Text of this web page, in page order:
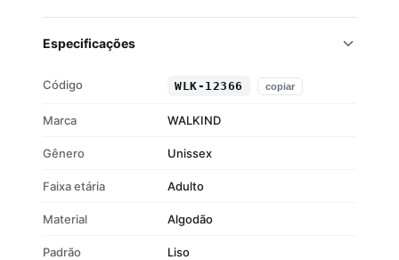
indispensável no seu guarda-roupa.
Tecido 50% algodão e 50% poliéster
Interior flanelado para maior conforto
Gola careca clássica
Especificações
Código WLK-12366 copiar
Marca WALKIND
Gênero Unissex
Faixa etária Adulto
Material Algodão
Padrão Liso